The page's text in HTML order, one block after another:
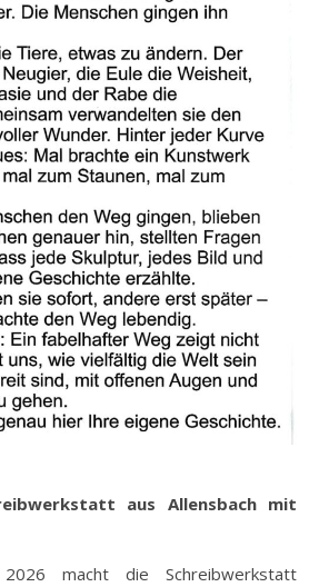
aus Allensbach mit
macht die Schreibwerkstatt